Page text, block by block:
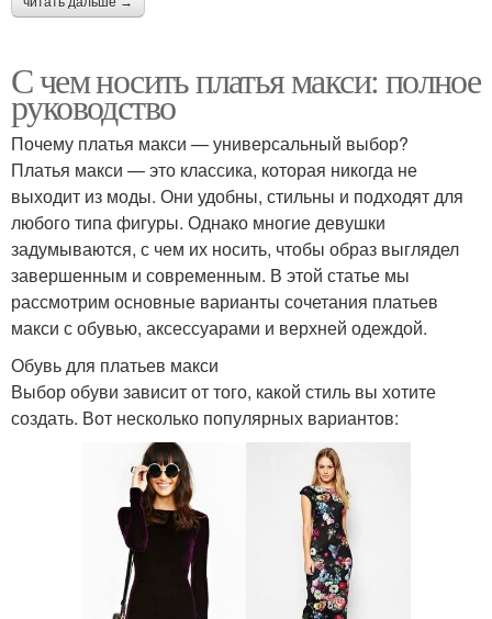
С чем носить платья макси: полное
руководство
Почему платья макси — универсальный выбор?
Платья макси — это классика, которая никогда не
выходит из моды. Они удобны, стильны и подходят для
любого типа фигуры. Однако многие девушки
задумываются, с чем их носить, чтобы образ выглядел
завершенным и современным. В этой статье мы
рассмотрим основные варианты сочетания платьев
макси с обувью, аксессуарами и верхней одеждой.
Обувь для платьев макси
Выбор обуви зависит от того, какой стиль вы хотите
создать. Вот несколько популярных вариантов: